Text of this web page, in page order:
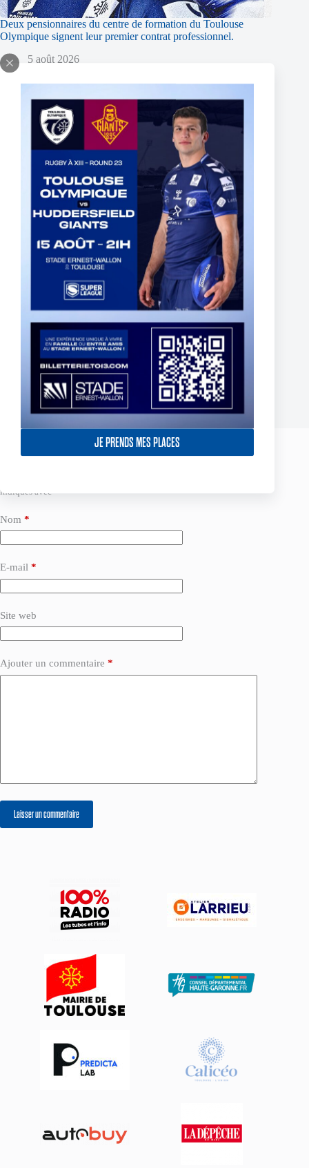
JE PRENDS MES PLACES
Deux pensionnaires du centre de formation du Toulouse
Olympique signent leur premier contrat professionnel.
5 août 2026
Le TO s’incline sur la pelouse du Leader
3 août 2026
indiqués avec
Nom *
E-mail *
Site web
Ajouter un commentaire *
Laisser un commentaire